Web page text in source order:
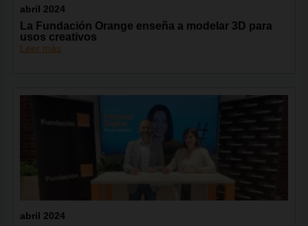
abril 2024
La Fundación Orange enseña a modelar 3D para
usos creativos
Leer más
abril 2024